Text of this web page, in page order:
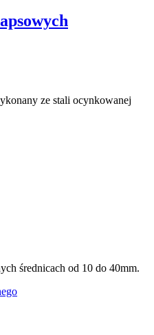
ze stali ocynkowanej
średnicach od 10 do 40mm.